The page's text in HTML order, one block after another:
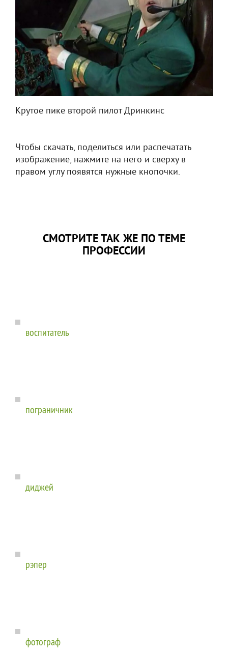
Крутое пике второй пилот Дринкинс
Чтобы скачать, поделиться или распечатать
изображение, нажмите на него и сверху в
правом углу появятся нужные кнопочки.
СМОТРИТЕ ТАК ЖЕ ПО ТЕМЕ
ПРОФЕССИИ
воспитатель
пограничник
диджей
рэпер
фотограф